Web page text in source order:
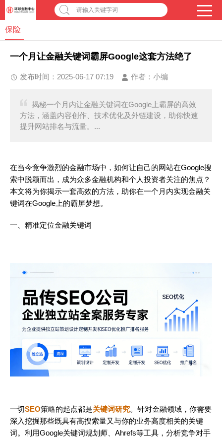
请输入关键字词
保险
一个月让金融关键词霸屏Google这套方法绝了
发布时间：2025-06-17 07:19 作者： 小编
揭秘一个月内让金融关键词在Google上霸屏的高效
方法，涵盖内容创作、技术优化及外链建设，助你快速
提升网站排名与流量。...
在当今竞争激烈的金融市场中，如何让自己的网站在Google搜
索中脱颖而出，成为众多金融机构和个人投资者关注的焦点？
本文将为你揭示一套高效的方法，助你在一个月内实现金融关
键词在Google上的霸屏梦想。
一、精准定位金融关键词
一切SEO策略的起点都是关键词研究。针对金融领域，你需要
深入挖掘那些既具有高搜索量又与你的业务高度相关的关键
词。利用Google关键词规划师、Ahrefs等工具，分析竞争对手